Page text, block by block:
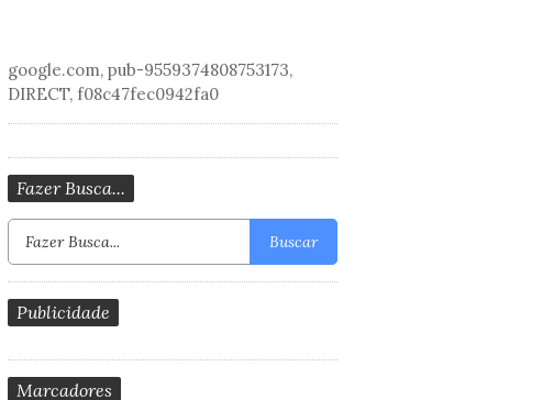
google.com, pub-9559374808753173,
DIRECT, f08c47fec0942fa0
Fazer Busca...
Buscar
Publicidade
Marcadores